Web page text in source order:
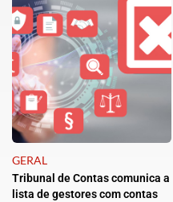
GERAL
Tribunal de Contas comunica a
lista de gestores com contas